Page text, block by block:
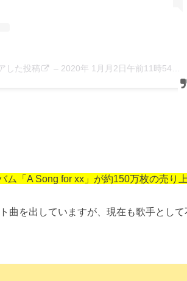
した投稿 – 2020年 1月月2日午前11時54分PST
ム「A Song for xx」が約150万枚の売り
曲を出していますが、現在も歌手とし